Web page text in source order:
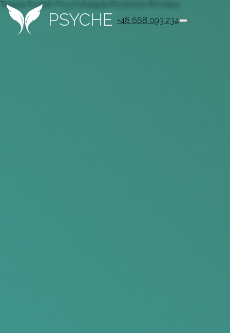
PSYCHE +48 668 093 234
Terapia Rodzin Psychoterapia Rodzinna Wrocław